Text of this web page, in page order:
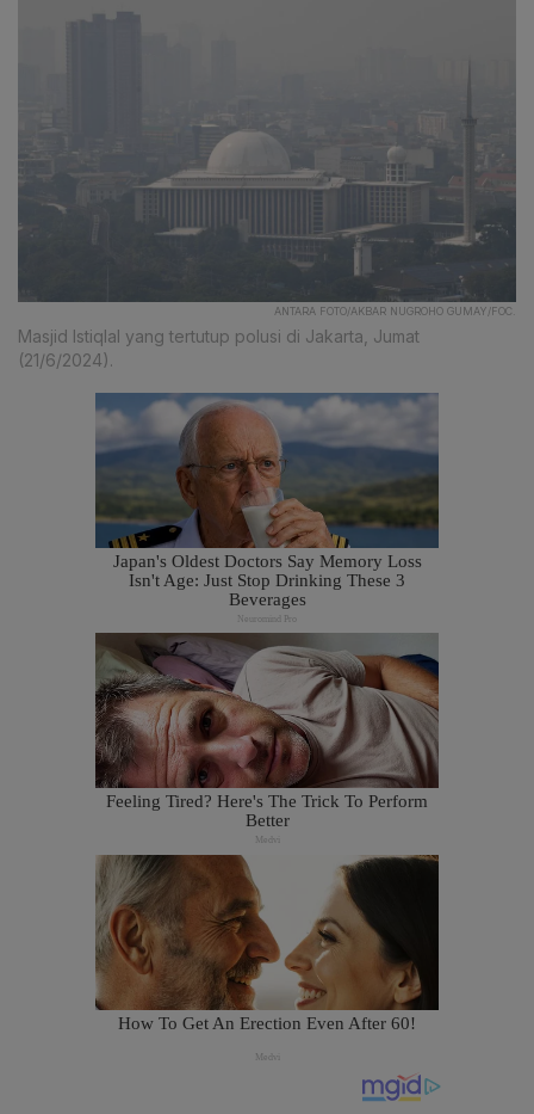
ANTARA FOTO/AKBAR NUGROHO GUMAY/FOC.
Masjid Istiqlal yang tertutup polusi di Jakarta, Jumat
(21/6/2024).